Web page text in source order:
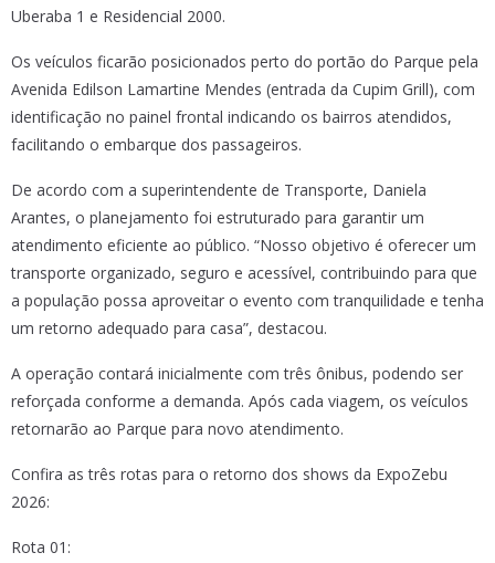
Uberaba 1 e Residencial 2000.
Os veículos ficarão posicionados perto do portão do Parque pela
Avenida Edilson Lamartine Mendes (entrada da Cupim Grill), com
identificação no painel frontal indicando os bairros atendidos,
facilitando o embarque dos passageiros.
De acordo com a superintendente de Transporte, Daniela
Arantes, o planejamento foi estruturado para garantir um
atendimento eficiente ao público. “Nosso objetivo é oferecer um
transporte organizado, seguro e acessível, contribuindo para que
a população possa aproveitar o evento com tranquilidade e tenha
um retorno adequado para casa”, destacou.
A operação contará inicialmente com três ônibus, podendo ser
reforçada conforme a demanda. Após cada viagem, os veículos
retornarão ao Parque para novo atendimento.
Confira as três rotas para o retorno dos shows da ExpoZebu
2026:
Rota 01: